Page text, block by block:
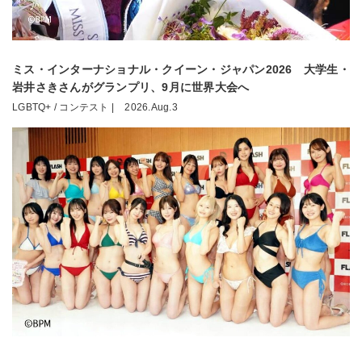
ミス・インターナショナル・クイーン・ジャパン2026 大学生・
岩井さきさんがグランプリ、9月に世界大会へ
LGBTQ+ / コンテスト | 2026.Aug.3